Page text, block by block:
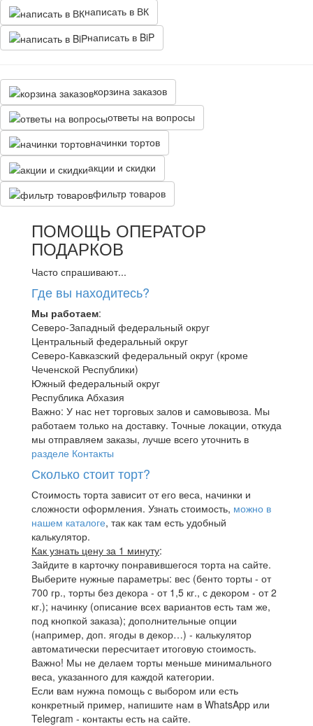
написать в ВК
написать в BiP
корзина заказов
ответы на вопросы
начинки тортов
акции и скидки
фильтр товаров
ПОМОЩЬ ОПЕРАТОР
ПОДАРКОВ
Часто спрашивают...
Где вы находитесь?
Мы работаем:
Северо-Западный федеральный округ
Центральный федеральный округ
Северо-Кавказский федеральный округ (кроме
Чеченской Республики)
Южный федеральный округ
Республика Абхазия
Важно: У нас нет торговых залов и самовывоза. Мы
работаем только на доставку. Точные локации, откуда
мы отправляем заказы, лучше всего уточнить в
разделе Контакты
Сколько стоит торт?
Стоимость торта зависит от его веса, начинки и
сложности оформления. Узнать стоимость, можно в
нашем каталоге, так как там есть удобный
калькулятор.
Как узнать цену за 1 минуту:
Зайдите в карточку понравившегося торта на сайте.
Выберите нужные параметры: вес (бенто торты - от
700 гр., торты без декора - от 1,5 кг., с декором - от 2
кг.); начинку (описание всех вариантов есть там же,
под кнопкой заказа); дополнительные опции
(например, доп. ягоды в декор…) - калькулятор
автоматически пересчитает итоговую стоимость.
Важно! Мы не делаем торты меньше минимального
веса, указанного для каждой категории.
Если вам нужна помощь с выбором или есть
конкретный пример, напишите нам в WhatsApp или
Telegram - контакты есть на сайте.